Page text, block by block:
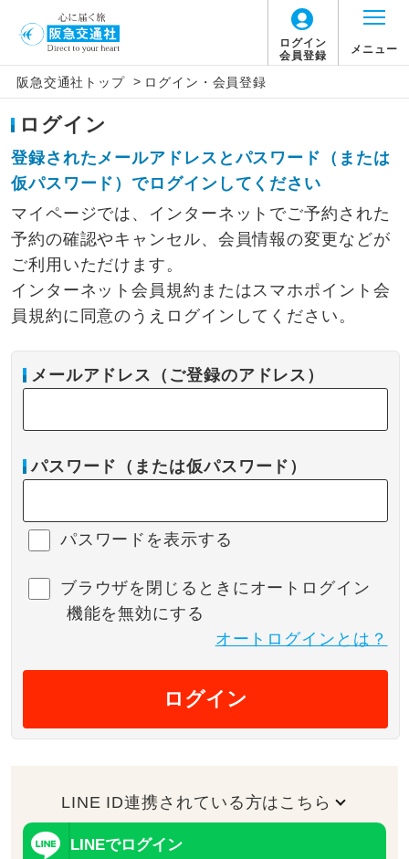
ログイン
会員登録
メニュー
阪急交通社トップ > ログイン・会員登録
ログイン
登録されたメールアドレスとパスワード（または
仮パスワード）でログインしてください
マイページでは、インターネットでご予約された
予約の確認やキャンセル、会員情報の変更などが
ご利用いただけます。
インターネット会員規約またはスマホポイント会
員規約に同意のうえログインしてください。
メールアドレス（ご登録のアドレス）
パスワード（または仮パスワード）
パスワードを表示する
ブラウザを閉じるときにオートログイン
機能を無効にする
オートログインとは？
ログイン
LINE ID連携されている方はこちら
LINEでログイン